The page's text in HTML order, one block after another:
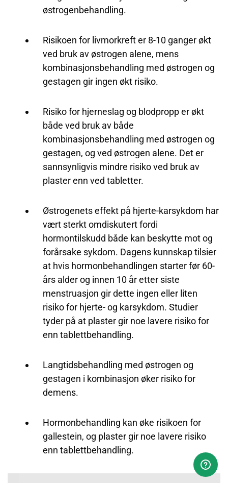
østrogenbehandling.
Risikoen for livmorkreft er 8-10 ganger økt
ved bruk av østrogen alene, mens
kombinasjonsbehandling med østrogen og
gestagen gir ingen økt risiko.
Risiko for hjerneslag og blodpropp er økt
både ved bruk av både
kombinasjonsbehandling med østrogen og
gestagen, og ved østrogen alene. Det er
sannsynligvis mindre risiko ved bruk av
plaster enn ved tabletter.
Østrogenets effekt på hjerte-karsykdom har
vært sterkt omdiskutert fordi
hormontilskudd både kan beskytte mot og
forårsake sykdom. Dagens kunnskap tilsier
at hvis hormonbehandlingen starter før 60-
års alder og innen 10 år etter siste
menstruasjon gir dette ingen eller liten
risiko for hjerte- og karsykdom. Studier
tyder på at plaster gir noe lavere risiko for
enn tablettbehandling.
Langtidsbehandling med østrogen og
gestagen i kombinasjon øker risiko for
demens.
Hormonbehandling kan øke risikoen for
gallestein, og plaster gir noe lavere risiko
enn tablettbehandling.